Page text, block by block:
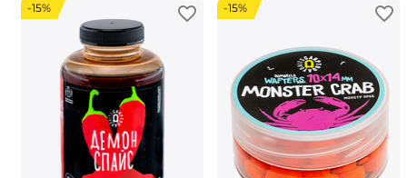
-15% -15%